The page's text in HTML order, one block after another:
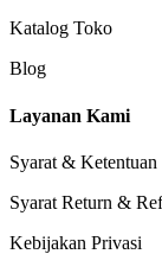
Katalog Toko
Blog
Layanan Kami
Syarat & Ketentuan
Syarat Return &
Kebijakan Privasi